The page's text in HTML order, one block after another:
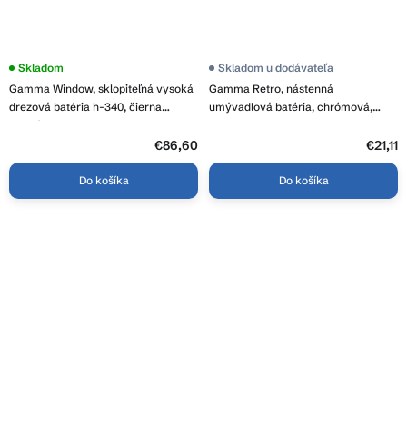
Gamma Window, sklopiteľná vysoká
drezová batéria h-340, čierna
matná, GMA-BWW-BK
Skladom
€86,60
Do košíka
Gamma Retro, nástenná
umývadlová batéria, chrómová,
Skladom u dodávateľa
€21,11
Do košíka